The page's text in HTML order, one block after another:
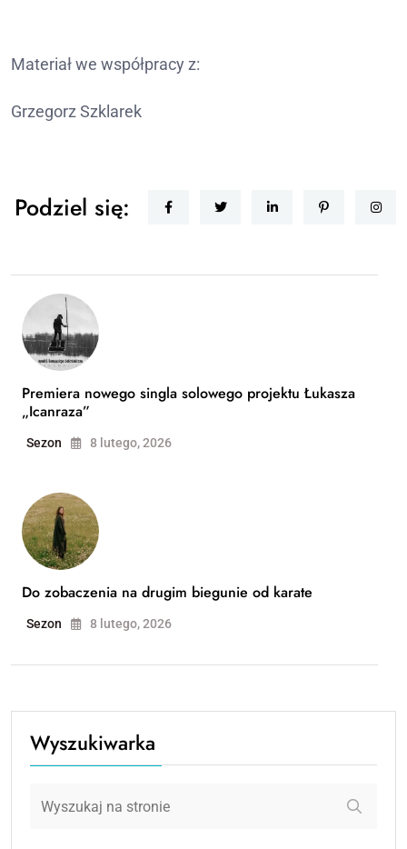
Materiał we współpracy z:
Grzegorz Szklarek
Podziel się:
Premiera nowego singla solowego projektu Łukasza
„Icanraza”
Sezon 8 lutego, 2026
Do zobaczenia na drugim biegunie od karate
Sezon 8 lutego, 2026
Wyszukiwarka